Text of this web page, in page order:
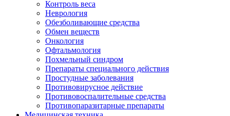
Контроль веса
Неврология
Обезболивающие средства
Обмен веществ
Онкология
Офтальмология
Похмельный синдром
Препараты специального действия
Простудные заболевания
Противовирусное действие
Противовоспалительные средства
Противопаразитарные препараты